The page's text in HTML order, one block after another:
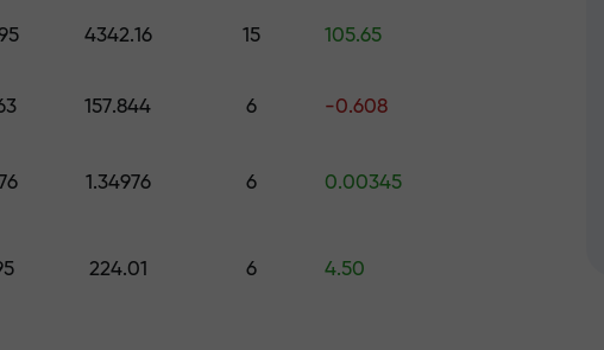
вартістю до $1,500
- ми
прибуток
- найбільший
4342.16 15 105.65
157.844 6 -0.608
1.34976 6 0.00345
224.01 6 4.50